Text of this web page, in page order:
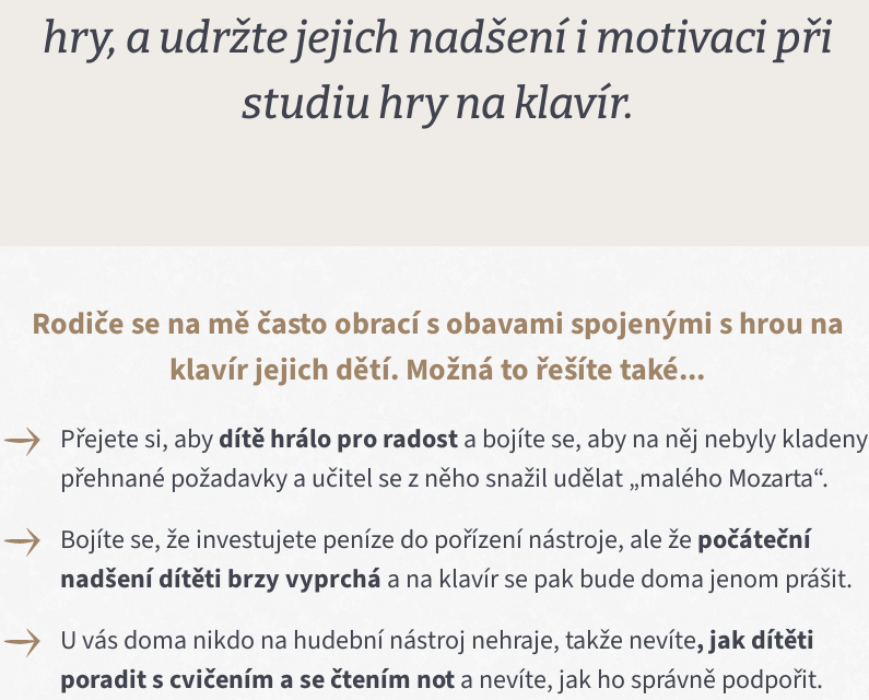
hry, a udržte jejich nadšení i motivaci při
studiu hry na klavír.
Rodiče se na mě často obrací s obavami spojenými s hrou na
klavír jejich dětí. Možná to řešíte také...
Přejete si, abydítě hrálo pro radosta bojíte se, aby na něj nebyly kladeny
přehnané požadavky a učitel se z něho snažil udělat „malého Mozarta“.
Bojíte se, že investujete peníze do pořízení nástroje, ale že počáteční
nadšení dítěti brzy vyprchá a na klavír se pak bude doma jenom prášit.
U vás doma nikdo na hudební nástroj nehraje, takže nevíte, jak dítěti
poradit s cvičením a se čtením nota nevíte, jak ho správně podpořit.